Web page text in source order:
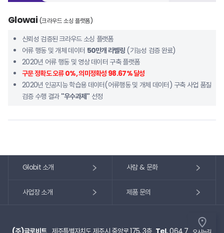
Glowai (크라우드 소싱 플랫폼)
신뢰성 검증된 크라우드 소싱 플랫폼
어류 행동 및 개체 데이터 50만개 라벨링(기능성 검증 완료)
2020년 어류 행동 및 영상 데이터 구축 플랫폼
구문 정확도 오류 0%, 의미정확성 98.67% 달성
2020년 인공지능 학습용 데이터(어류행동 및 개체 데이터) 구축 사업 품질
검증 수행 결과 "우수과제" 선정
Globit 소개 사람 & 문화
사업장 소개 제품 문의
(주)글로비트 제주특별자치도 제주시 중앙로 175, 3층 Tel.064 727 9106